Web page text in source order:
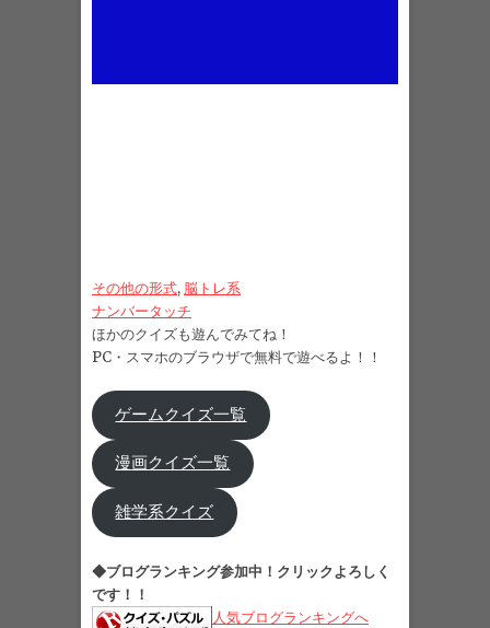
その他の形式, 脳トレ系
ナンバータッチ
ほかのクイズも遊んでみてね！
PC・スマホのブラウザで無料で遊べるよ！！
ゲームクイズ一覧
漫画クイズ一覧
雑学系クイズ
◆ブログランキング参加中！クリックよろしく
です！！
人気ブログランキングへ